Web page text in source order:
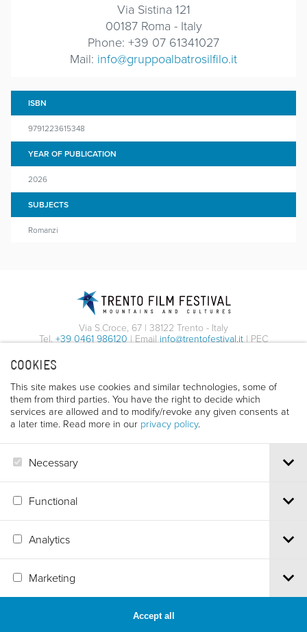
COOKIES
This site makes use cookies and similar technologies, some of
them from third parties. You have the right to decide which
services are allowed and to modify/revoke any given consents at
a later time. Read more in our privacy policy.
Necessary
Functional
Analytics
Marketing
Accept all
Via Sistina 121
00187 Roma - Italy
Phone: +39 07 61341027
Mail: info@gruppoalbatrosilfilo.it
ISBN
9791223615348
YEAR OF PUBLICATION
2026
SUBJECTS
Romanzi
Via S.Croce, 67 | 38122 Trento - Italy
Tel. +39 0461 986120 | Email info@trentofestival.it | PEC